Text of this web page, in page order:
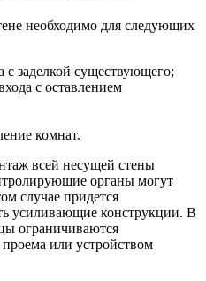
необходимо для следующих
с заделкой существующего;
с оставлением
комнат.
всей несущей стены
органы могут
случае придется
усиливающие конструкции. В
ограничиваются
или устройством